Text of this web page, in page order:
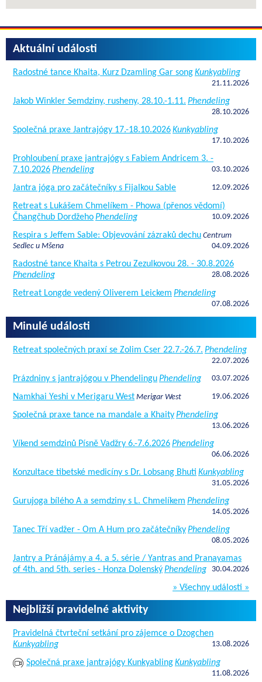
Aktuální události
Radostné tance Khaita, Kurz Dzamling Gar songKunkyabling
21.11.2026
Jakob Winkler Semdziny, rusheny, 28.10.-1.11. Phendeling
28.10.2026
Společná praxe Jantrajógy 17.-18.10.2026Kunkyabling
17.10.2026
Prohloubení praxe jantrajógy s Fabiem Andricem 3. -
7.10.2026Phendeling 03.10.2026
Jantra jóga pro začátečníky s Fijalkou Sable 12.09.2026
Retreat s Lukášem Chmelíkem - Phowa (přenos vědomí)
Čhangčhub DordžehoPhendeling 10.09.2026
Respira s Jeffem Sable: Objevování zázraků dechu Centrum
Sedlec u Mšena
04.09.2026
Radostné tance Khaita s Petrou Zezulkovou 28. - 30.8.2026
Phendeling
28.08.2026
Retreat Longde vedený Oliverem Leickem Phendeling
07.08.2026
Minulé události
Retreat společných praxí se Zolim Cser 22.7.-26.7. Phendeling
22.07.2026
Prázdniny s jantrajógou v PhendelinguPhendeling 03.07.2026
Namkhai Yeshi v Merigaru West Merigar West 19.06.2026
Společná praxe tance na mandale a KhaityPhendeling
13.06.2026
Víkend semdzinů Písně Vadžry 6.-7.6.2026Phendeling
06.06.2026
Konzultace tibetské medicíny s Dr. Lobsang Bhuti Kunkyabling
31.05.2026
Gurujoga bílého A a semdziny s L. Chmelíkem Phendeling
14.05.2026
Tanec Tří vadžer - Om A Hum pro začátečníkyPhendeling
08.05.2026
Jantry a Pránájámy a 4. a 5. série / Yantras and Pranayamas
of 4th. and 5th. series - Honza DolenskýPhendeling 30.04.2026
» Všechny události »
Nejbližší pravidelné aktivity
Pravidelná čtvrteční setkání pro zájemce o Dzogchen
Kunkyabling
13.08.2026
Společná praxe jantrajógy KunkyablingKunkyabling
11.08.2026